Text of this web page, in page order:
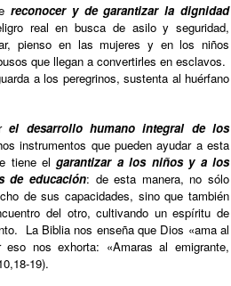
reconocer y de garantizar la dignidad
real en busca de asilo y seguridad,
pienso en las mujeres y en los niños
que llegan a convertirles en esclavos.
a los peregrinos, sustenta al huérfano
el desarrollo humano integral de los
instrumentos que pueden ayudar a esta
tiene elgarantizar a los niños y a los
de educación: de esta manera, no sólo
de sus capacidades, sino que también
del otro, cultivando un espíritu de
La Biblia nos enseña que Dios «ama al
nos exhorta: «Amaras al emigrante,
19).